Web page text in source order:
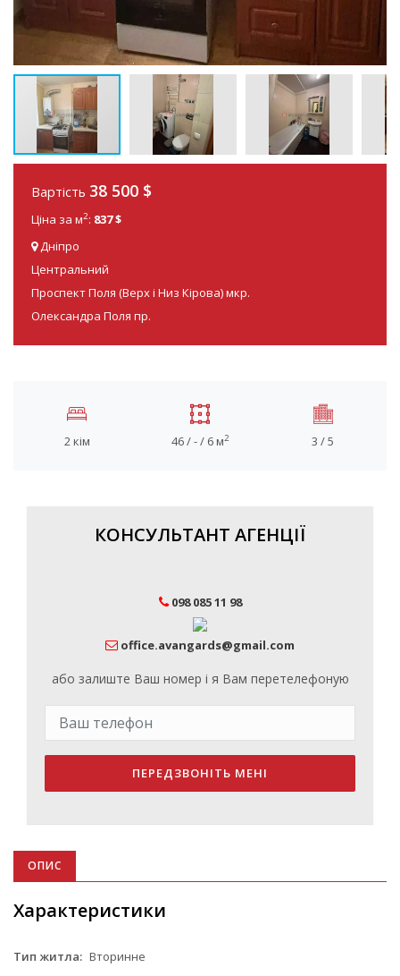
Вартість 38 500 $
Ціна за м2: 837 $
Дніпро
Центральний
Проспект Поля (Верх і Низ Кірова) мкр.
Олександра Поля пр.
2 кім 46 / - / 6 м2 3 / 5
КОНСУЛЬТАНТ АГЕНЦІЇ
098 085 11 98
office.avangards@gmail.com
або залиште Ваш номер і я Вам перетелефоную
ПЕРЕДЗВОНІТЬ МЕНІ
ОПИС
Характеристики
Тип житла: Вторинне